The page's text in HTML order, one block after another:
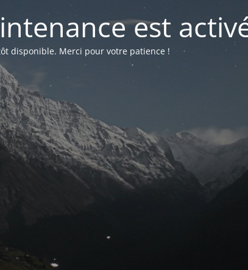
est
disponible. Merci pour votre patience !